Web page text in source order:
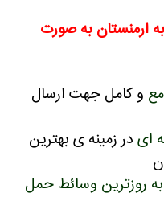
ارمنستان به صورت
و کامل جهت ارسال
ای در زمینه ی بهترین
روزترین وسائط حمل